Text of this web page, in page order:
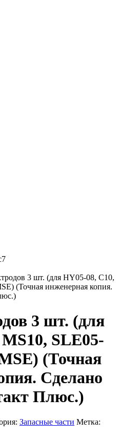
3 шт. (для HY05-08, C10,
(Точная инженерная копия.
3 шт. (для
SLE05-
(Точная
Cделано
Плюс.)
Запасные части Метка: